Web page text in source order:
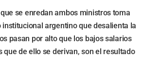
se enredan ambos ministros toma
argentino que desalienta la
pasan por alto que los bajos salarios
que de ello se derivan, son el resultado